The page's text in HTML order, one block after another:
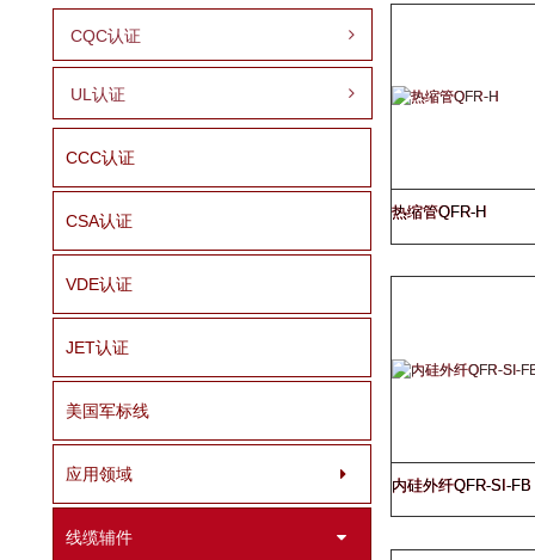
热缩管QFR-H
内硅外纤QFR-SI-FB
CQC认证
UL认证
CCC认证
CSA认证
VDE认证
JET认证
美国军标线
应用领域
线缆辅件